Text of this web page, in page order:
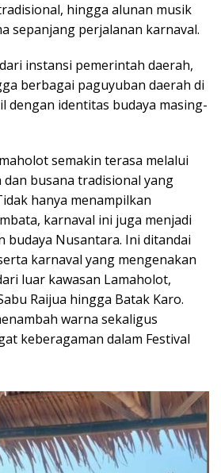
hingga alunan musik
sepanjang perjalanan karnaval.
instansi pemerintah daerah,
berbagai paguyuban daerah di
dengan identitas budaya masing-
semakin terasa melalui
busana tradisional yang
hanya menampilkan
karnaval ini juga menjadi
budaya Nusantara. Ini ditandai
karnaval yang mengenakan
luar kawasan Lamaholot,
Raijua hingga Batak Karo.
warna sekaligus
keberagaman dalam Festival